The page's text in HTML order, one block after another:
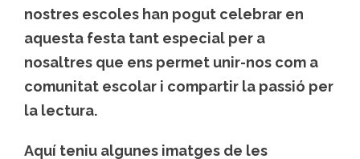
nostres escoles han pogut celebrar en
aquesta festa tant especial per a
nosaltres que ens permet unir-nos com a
comunitat escolar i compartir la passió per
la lectura.
Aquí teniu algunes imatges de les